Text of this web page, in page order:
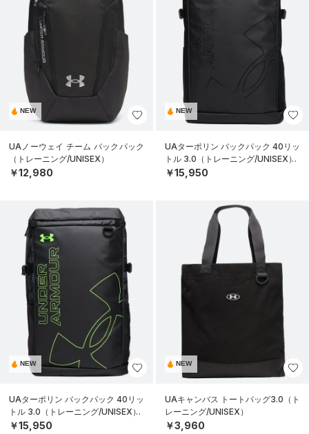
NEW
UAノーウェイ チーム バックパック
（トレーニング/UNISEX）
￥12,980
NEW
UAターポリン バックパック 40リッ
トル 3.0（トレーニング/UNISEX）
￥15,950
NEW
UAターポリン バックパック 40リッ
トル 3.0（トレーニング/UNISEX）
￥15,950
NEW
UAキャンバス トートバッグ3.0（ト
レーニング/UNISEX）
￥3,960